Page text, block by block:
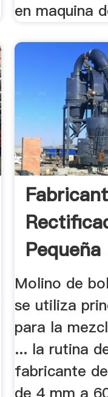
en maquina
Pequeña
Molino de
se utiliza
para la
... la rutina
fabricante
de 4 mm a